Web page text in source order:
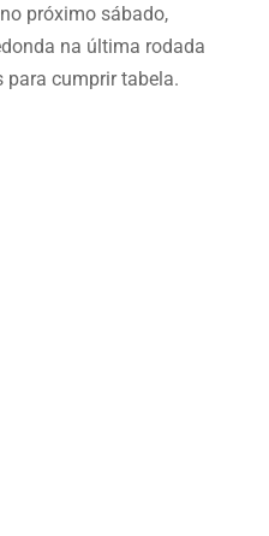
próximo sábado,
na última rodada
cumprir tabela.